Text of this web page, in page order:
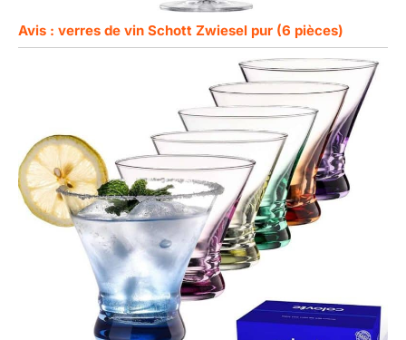
Avis : verres de vin Schott Zwiesel pur (6 pièces)